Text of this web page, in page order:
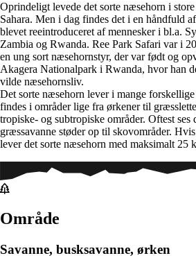
Oprindeligt levede det sorte næsehorn i
Sahara. Men i dag findes det i en håndfuld
blevet reeintroduceret af mennesker i bl.a.
Zambia og Rwanda. Ree Park Safari var i
en ung sort næsehornstyr, der var født og
Akagera Nationalpark i Rwanda, hvor han
vilde næsehornsliv.
Det sorte næsehorn lever i mange
findes i områder lige fra ørkener til
tropiske- og subtropiske områder. Oftest ses
græssavanne støder op til skovområder.
lever det sorte næsehorn med maksimalt 25
Område
Savanne, busksavanne, ørken